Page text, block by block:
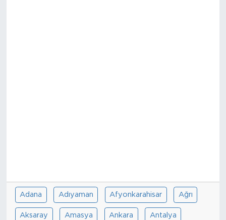
Adana Adıyaman Afyonkarahisar Ağrı
Aksaray Amasya Ankara Antalya